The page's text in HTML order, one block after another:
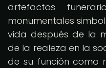
artefactos
monumentales
vida después de la
de la realeza en la
de su función como